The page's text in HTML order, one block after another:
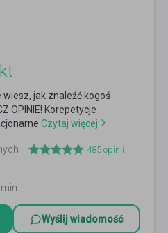
jak znaleźć kogoś
OPINIE! Korepetycje
Czytaj więcej
485 opinii
Wyślij wiadomość